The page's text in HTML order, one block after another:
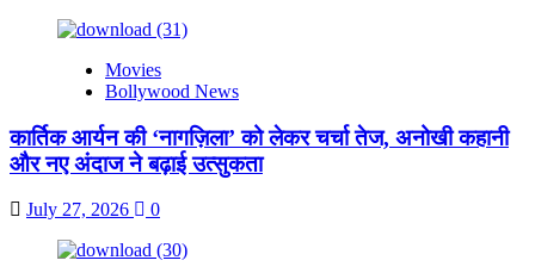
Movies
Bollywood News
कार्तिक आर्यन की ‘नागज़िला’ को लेकर चर्चा तेज, अनोखी कहानी
और नए अंदाज ने बढ़ाई उत्सुकता
July 27, 2026 0